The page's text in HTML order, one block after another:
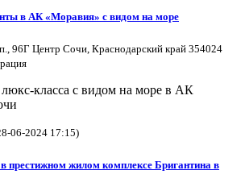
в АК «Моравия» с видом на море
96Г Центр Сочи, Краснодарский край 354024
класса с видом на море в АК
06-2024 17:15)
престижном жилом комплексе Бригантина в